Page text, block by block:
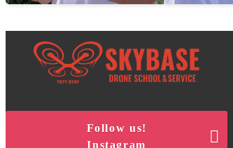
Follow us!
Instagram
